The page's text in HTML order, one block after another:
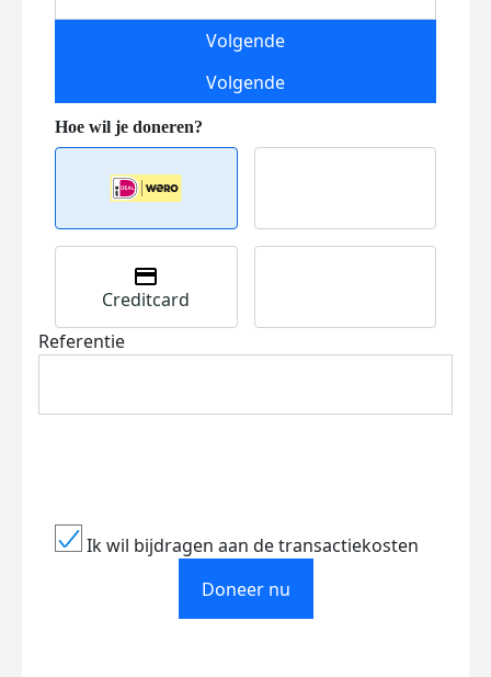
Volgende
Volgende
Creditcard
Referentie
Ik wil bijdragen aan de transactiekosten
Doneer nu